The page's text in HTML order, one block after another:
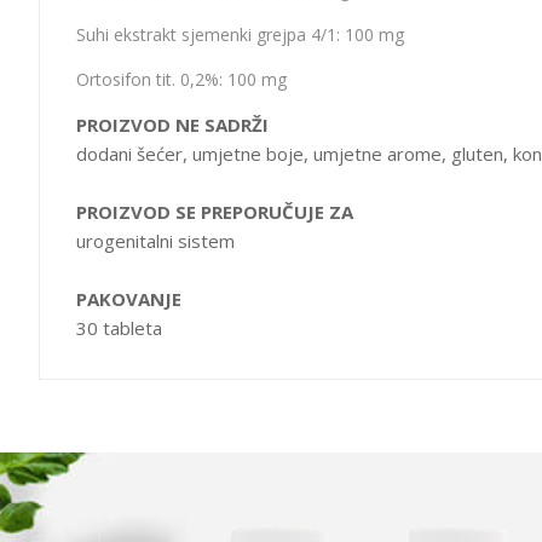
Suhi ekstrakt sjemenki grejpa 4/1: 100 mg
Ortosifon tit. 0,2%: 100 mg
PROIZVOD NE SADRŽI
dodani šećer, umjetne boje, umjetne arome, gluten,
PROIZVOD SE PREPORUČUJE ZA
urogenitalni sistem
PAKOVANJE
30 tableta